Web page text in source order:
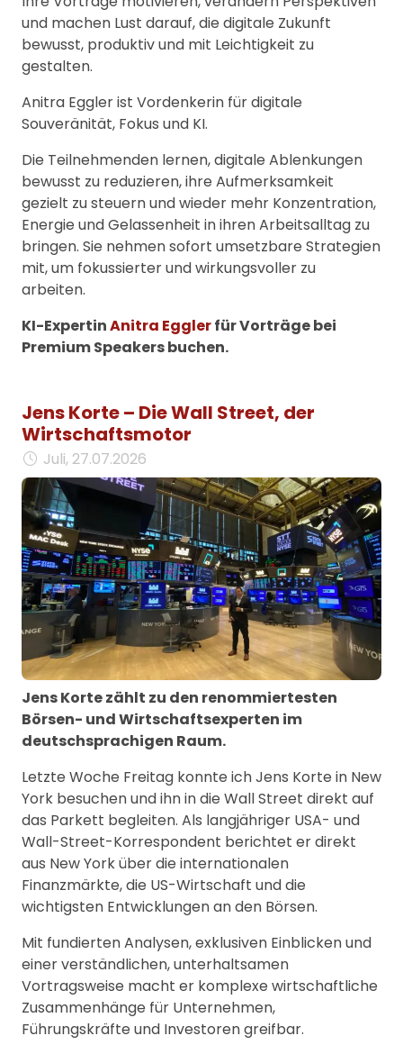
und machen Lust darauf, die digitale Zukunft
bewusst, produktiv und mit Leichtigkeit zu
gestalten.
Anitra Eggler ist Vordenkerin für digitale
Souveränität, Fokus und KI.
Die Teilnehmenden lernen, digitale Ablenkungen
bewusst zu reduzieren, ihre Aufmerksamkeit
gezielt zu steuern und wieder mehr Konzentration,
Energie und Gelassenheit in ihren Arbeitsalltag zu
bringen. Sie nehmen sofort umsetzbare Strategien
mit, um fokussierter und wirkungsvoller zu
arbeiten.
KI-ExpertinAnitra Egglerfür Vorträge bei
Premium Speakers buchen.
Jens Korte – Die Wall Street, der
Wirtschaftsmotor
Juli, 27.07.2026
Jens Korte zählt zu den renommiertesten
Börsen- und Wirtschaftsexperten im
deutschsprachigen Raum.
Letzte Woche Freitag konnte ich Jens Korte in New
York besuchen und ihn in die Wall Street direkt auf
das Parkett begleiten. Als langjähriger USA- und
Wall-Street-Korrespondent berichtet er direkt
aus New York über die internationalen
Finanzmärkte, die US-Wirtschaft und die
wichtigsten Entwicklungen an den Börsen.
Mit fundierten Analysen, exklusiven Einblicken und
einer verständlichen, unterhaltsamen
Vortragsweise macht er komplexe wirtschaftliche
Zusammenhänge für Unternehmen,
Führungskräfte und Investoren greifbar.